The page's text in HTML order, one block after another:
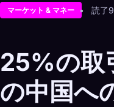
マーケット & マネー 読了
25%の取
の中国へ